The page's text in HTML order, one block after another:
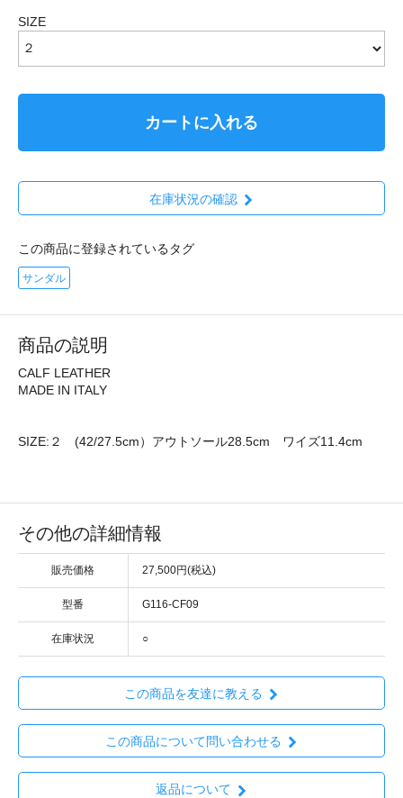
SIZE
カートに入れる
在庫状況の確認
この商品に登録されているタグ
サンダル
商品の説明
CALF LEATHER
MADE IN ITALY
SIZE:２ (42/27.5cm）アウトソール28.5cm ワイズ11.4cm
その他の詳細情報
販売価格 27,500円(税込)
型番 G116‐CF09
在庫状況 ○
この商品を友達に教える
この商品について問い合わせる
返品について